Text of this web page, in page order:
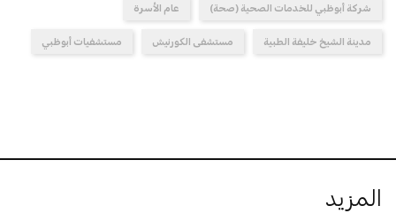
شركة أبوظبي للخدمات الصحية (صحة) عام الأسرة
مدينة الشيخ خليفة الطبية مستشفى الكورنيش مستشفيات أبوظبي
المزيد